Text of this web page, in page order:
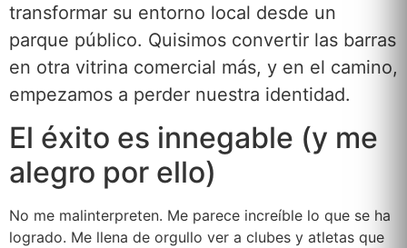
transformar su entorno local desde un
parque público. Quisimos convertir las barras
en otra vitrina comercial más, y en el camino,
empezamos a perder nuestra identidad.
El éxito es innegable (y me
alegro por ello)
No me malinterpreten. Me parece increíble lo que se ha
logrado. Me llena de orgullo ver a clubes y atletas que